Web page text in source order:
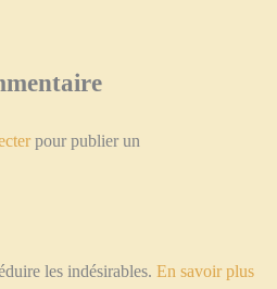
pour publier un
les indésirables. En savoir plus